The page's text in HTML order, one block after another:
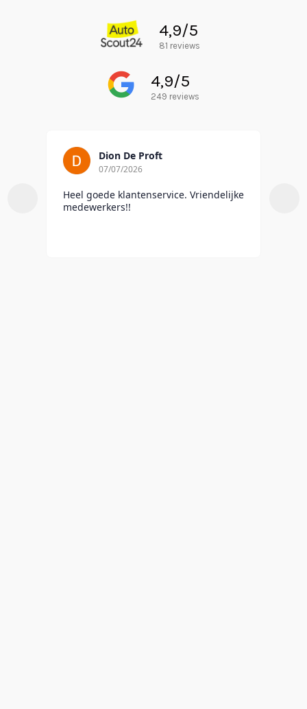
4,9/5
81 reviews
4,9/5
249 reviews
Dion De Proft
07/07/2026
Heel goede klantenservice. Vriendelijke
medewerkers!!